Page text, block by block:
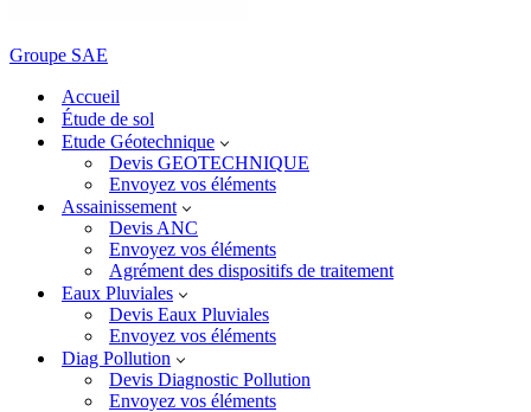
Groupe SAE
Accueil
Étude de sol
Etude Géotechnique
Devis GEOTECHNIQUE
Envoyez vos éléments
Assainissement
Devis ANC
Envoyez vos éléments
Agrément des dispositifs de traitement
Eaux Pluviales
Devis Eaux Pluviales
Envoyez vos éléments
Diag Pollution
Devis Diagnostic Pollution
Envoyez vos éléments